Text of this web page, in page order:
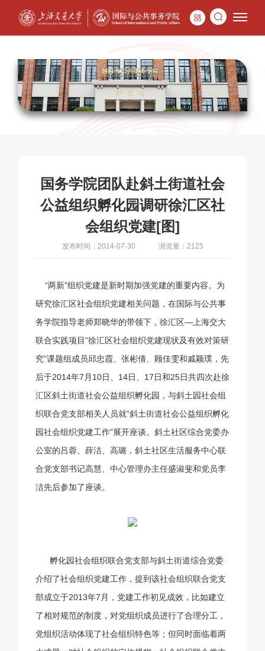
国务学院团队赴斜土街道社会
公益组织孵化园调研徐汇区社
会组织党建[图]
发布时间：2014-07-30 浏览量：2125
“两新”组织党建是新时期加强党建的重要内容。为
研究徐汇区社会组织党建相关问题，在国际与公共事
务学院指导老师郑晓华的带领下，徐汇区—上海交大
联合实践项目“徐汇区社会组织党建现状及有效对策研
究”课题组成员邱忠霞、张彬倩、顾佳雯和戚颖璞，先
后于2014年7月10日、14日、17日和25日共四次赴徐
汇区斜土街道社会公益组织孵化园，与斜土园社会组
织联合党支部相关人员就“斜土街道社会公益组织孵化
园社会组织党建工作”展开座谈。斜土社区综合党委办
公室的吕蓉、薛洁、高璐，斜土社区生活服务中心联
合党支部书记高慧、中心管理办主任盛淑斐和党员李
洁先后参加了座谈。
孵化园社会组织联合党支部与斜土街道综合党委
介绍了社会组织党建工作，提到该社会组织联合党支
部成立于2013年7月，党建工作初见成效，比如建立
了相对规范的制度，对党组织成员进行了合理分工，
党组织活动体现了社会组织特色等；但同时面临着两